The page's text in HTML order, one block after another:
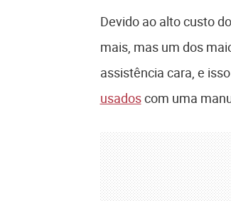
Devido ao alto custo
mais, mas um dos
assistência cara, e
usadoscom uma